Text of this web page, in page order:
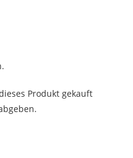
Produkt gekauft